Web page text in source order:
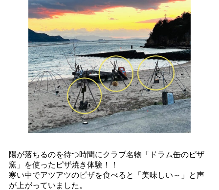
陽が落ちるのを待つ時間にクラブ名物「ドラム缶のピザ
窯」を使ったピザ焼き体験！！
寒い中でアツアツのピザを食べると「美味しい～」と声
が上がっていました。